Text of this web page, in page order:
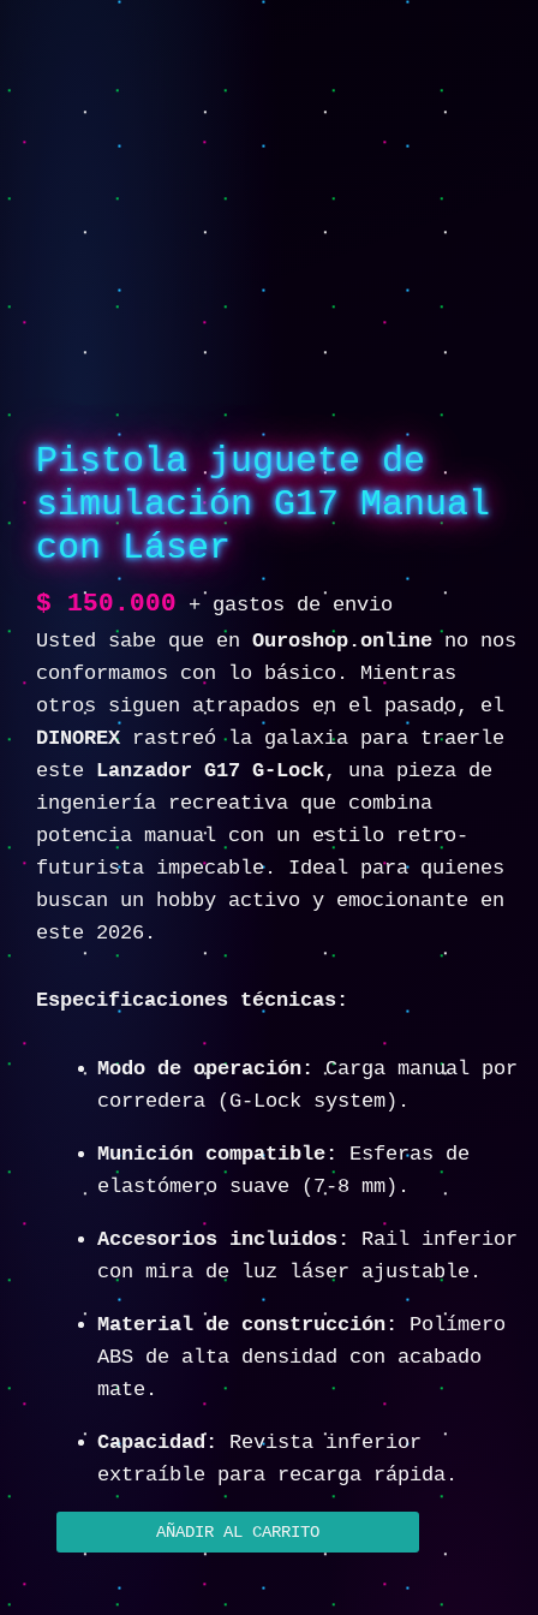
Pistola juguete de
simulación G17 Manual
con Láser
$ 150.000
+ gastos de envio
Usted sabe que en Ouroshop.online no nos
conformamos con lo básico. Mientras
otros siguen atrapados en el pasado, el
DINOREX rastreó la galaxia para traerle
este Lanzador G17 G-Lock, una pieza de
ingeniería recreativa que combina
potencia manual con un estilo retro-
futurista impecable. Ideal para quienes
buscan un hobby activo y emocionante en
este 2026.
Especificaciones técnicas:
Modo de operación: Carga manual por
corredera (G-Lock system).
Munición compatible:
Esferas de
elastómero suave (7-8 mm).
Accesorios incluidos:
Rail inferior
con mira de luz láser ajustable.
Material de construcción:
Polímero
ABS de alta densidad con acabado
mate.
Capacidad:
Revista inferior
extraíble para recarga rápida.
AÑADIR AL CARRITO